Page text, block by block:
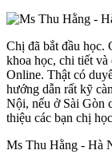
Chị đã bắt đầu học.
khoa học, chi tiết
Online. Thật có
hướng dẫn rất kỹ
Nội, nếu ở Sài Gòn
thiệu các bạn chị
Ms Thu Hằng - Hà